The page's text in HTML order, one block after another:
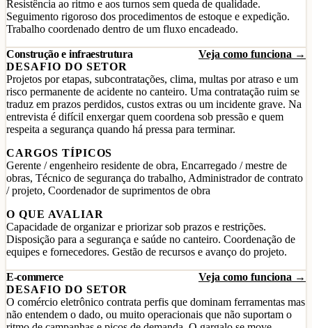
Resistência ao ritmo e aos turnos sem queda de qualidade.
Seguimento rigoroso dos procedimentos de estoque e expedição.
Trabalho coordenado dentro de um fluxo encadeado.
Construção e infraestrutura
Veja como funciona →
DESAFIO DO SETOR
Projetos por etapas, subcontratações, clima, multas por atraso e um
risco permanente de acidente no canteiro. Uma contratação ruim se
traduz em prazos perdidos, custos extras ou um incidente grave. Na
entrevista é difícil enxergar quem coordena sob pressão e quem
respeita a segurança quando há pressa para terminar.
CARGOS TÍPICOS
Gerente / engenheiro residente de obra, Encarregado / mestre de
obras, Técnico de segurança do trabalho, Administrador de contrato
/ projeto, Coordenador de suprimentos de obra
O QUE AVALIAR
Capacidade de organizar e priorizar sob prazos e restrições.
Disposição para a segurança e saúde no canteiro. Coordenação de
equipes e fornecedores. Gestão de recursos e avanço do projeto.
E-commerce
Veja como funciona →
DESAFIO DO SETOR
O comércio eletrônico contrata perfis que dominam ferramentas mas
não entendem o dado, ou muito operacionais que não suportam o